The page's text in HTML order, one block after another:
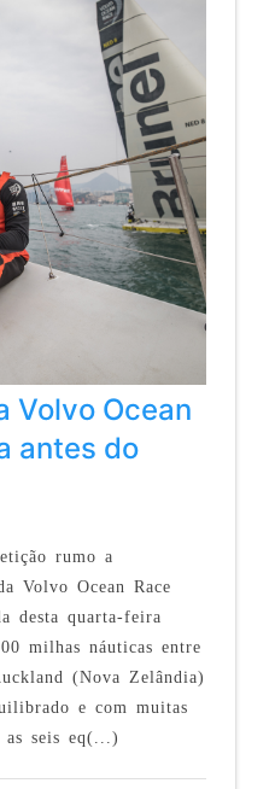
Volvo Ocean
antes do
rumo a
Volvo Ocean Race
desta quarta-feira
milhas náuticas entre
(Nova Zelândia)
e com muitas
as seis eq(...)